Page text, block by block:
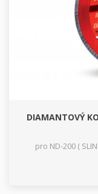
DIAMANTOVÝ
pro ND-200 (